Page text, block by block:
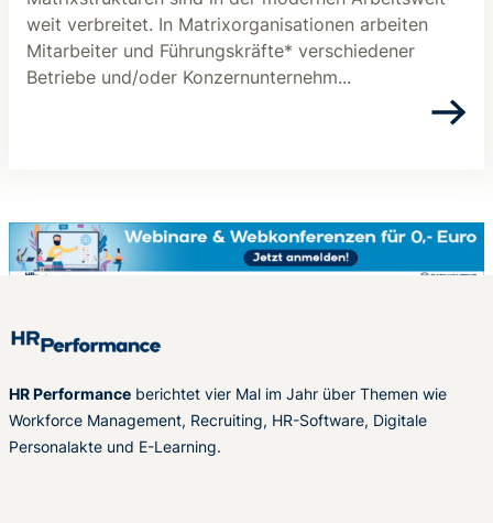
weit verbreitet. In Matrixorganisationen arbeiten
Mitarbeiter und Führungskräfte* verschiedener
Betriebe und/oder Konzernunternehm...
HR Performance berichtet vier Mal im Jahr über Themen wie
Workforce Management, Recruiting, HR-Software, Digitale
Personalakte und E-Learning.